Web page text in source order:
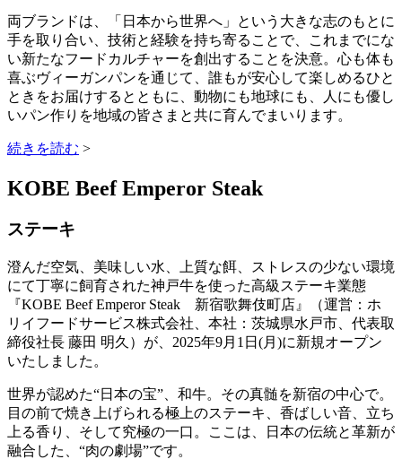
両ブランドは、「日本から世界へ」という大きな志のもとに
手を取り合い、技術と経験を持ち寄ることで、これまでにな
い新たなフードカルチャーを創出することを決意。心も体も
喜ぶヴィーガンパンを通じて、誰もが安心して楽しめるひと
ときをお届けするとともに、動物にも地球にも、人にも優し
いパン作りを地域の皆さまと共に育んでまいります。
続きを読む >
KOBE Beef Emperor Steak
ステーキ
澄んだ空気、美味しい水、上質な餌、ストレスの少ない環境
にて丁寧に飼育された神戸牛を使った高級ステーキ業態
『KOBE Beef Emperor Steak 新宿歌舞伎町店』（運営：ホ
リイフードサービス株式会社、本社：茨城県水戸市、代表取
締役社長 藤田 明久）が、2025年9月1日(月)に新規オープン
いたしました。
世界が認めた“日本の宝”、和牛。その真髄を新宿の中心で。
目の前で焼き上げられる極上のステーキ、香ばしい音、立ち
上る香り、そして究極の一口。ここは、日本の伝統と革新が
融合した、“肉の劇場”です。